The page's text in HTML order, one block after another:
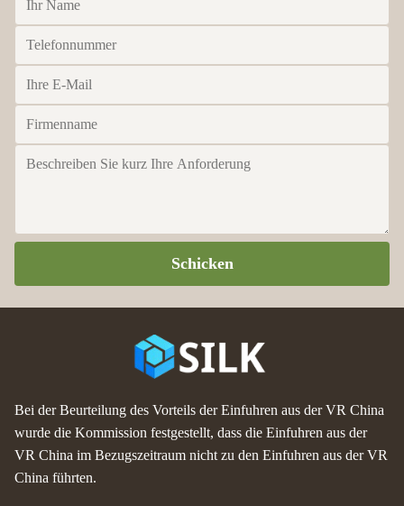
Schicken
Bei der Beurteilung des Vorteils der Einfuhren aus der VR China
wurde die Kommission festgestellt, dass die Einfuhren aus der
VR China im Bezugszeitraum nicht zu den Einfuhren aus der VR
China führten.